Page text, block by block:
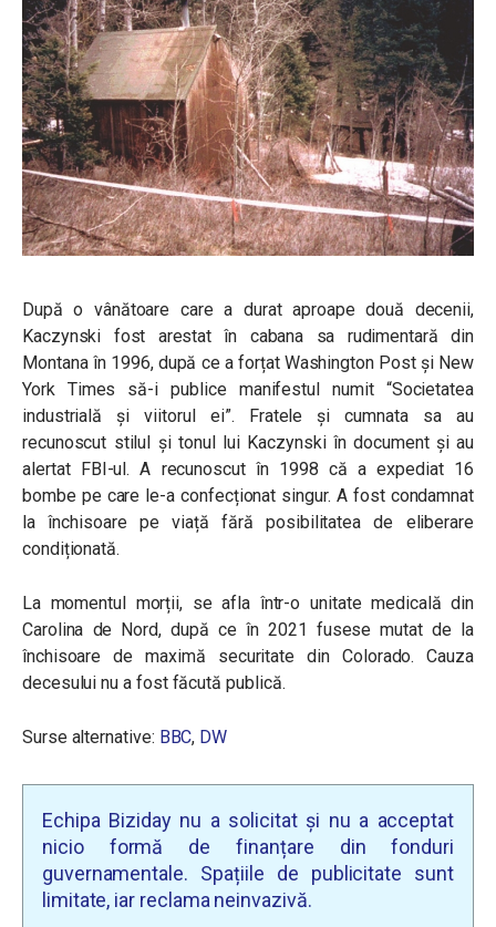
După o vânătoare care a durat aproape două decenii,
Kaczynski fost arestat în cabana sa rudimentară din
Montana în 1996, după ce a forțat Washington Post și New
York Times să-i publice manifestul numit “Societatea
industrială și viitorul ei”. Fratele și cumnata sa au
recunoscut stilul și tonul lui Kaczynski în document și au
alertat FBI-ul. A recunoscut în 1998 că a expediat 16
bombe pe care le-a confecționat singur. A fost condamnat
la închisoare pe viață fără posibilitatea de eliberare
condiționată.
La momentul morții, se afla într-o unitate medicală din
Carolina de Nord, după ce în 2021 fusese mutat de la
închisoare de maximă securitate din Colorado. Cauza
decesului nu a fost făcută publică.
Surse alternative: BBC, DW
Echipa Biziday nu a solicitat și nu a acceptat
nicio formă de finanțare din fonduri
guvernamentale. Spațiile de publicitate sunt
limitate, iar reclama neinvazivă.